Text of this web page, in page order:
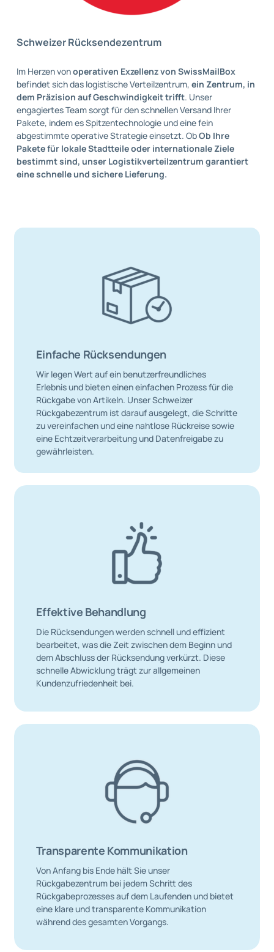
Schweizer Rücksendezentrum
Im Herzen vonoperativen Exzellenz von SwissMailBox
befindet sich das logistische Verteilzentrum, ein Zentrum, in
dem Präzision auf Geschwindigkeit trifft. Unser
engagiertes Team sorgt für den schnellen Versand Ihrer
Pakete, indem es Spitzentechnologie und eine fein
abgestimmte operative Strategie einsetzt. ObOb Ihre
Pakete für lokale Stadtteile oder internationale Ziele
bestimmt sind, unser Logistikverteilzentrum garantiert
eine schnelle und sichere Lieferung.
Einfache Rücksendungen
Wir legen Wert auf ein benutzerfreundliches
Erlebnis und bieten einen einfachen Prozess für die
Rückgabe von Artikeln. Unser Schweizer
Rückgabezentrum ist darauf ausgelegt, die Schritte
zu vereinfachen und eine nahtlose Rückreise sowie
eine Echtzeitverarbeitung und Datenfreigabe zu
gewährleisten.
Effektive Behandlung
Die Rücksendungen werden schnell und effizient
bearbeitet, was die Zeit zwischen dem Beginn und
dem Abschluss der Rücksendung verkürzt. Diese
schnelle Abwicklung trägt zur allgemeinen
Kundenzufriedenheit bei.
Transparente Kommunikation
Von Anfang bis Ende hält Sie unser
Rückgabezentrum bei jedem Schritt des
Rückgabeprozesses auf dem Laufenden und bietet
eine klare und transparente Kommunikation
während des gesamten Vorgangs.